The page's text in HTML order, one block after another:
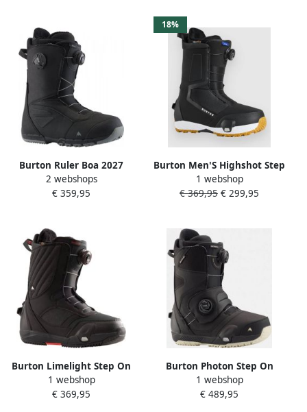
Burton Ruler Boa 2027
Snowboard Schoenen zwart
2 webshops
€ 359,95
18%
Burton Men'S Highshot Step
On Snowboardschoen Zwart
1 webshop
€ 369,95 € 299,95
Burton Limelight Step On
Boa Snowboardschoen
Dames Zwart
1 webshop
€ 369,95
Burton Photon Step On
2024 Snowboard Schoenen
zwart
1 webshop
€ 489,95